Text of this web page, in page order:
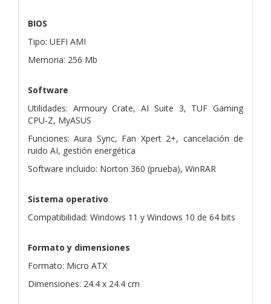
BIOS
Tipo: UEFI AMI
Memoria: 256 Mb
Software
Utilidades: Armoury Crate, AI Suite 3, TUF Gaming
CPU-Z, MyASUS
Funciones: Aura Sync, Fan Xpert 2+, cancelación de
ruido AI, gestión energética
Software incluido: Norton 360 (prueba), WinRAR
Sistema operativo
Compatibilidad: Windows 11 y Windows 10 de 64 bits
Formato y dimensiones
Formato: Micro ATX
Dimensiones: 24.4 x 24.4 cm